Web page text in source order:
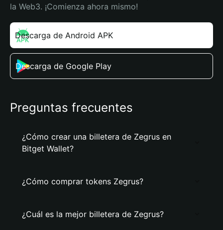
la Web3. ¡Comienza ahora mismo!
Descarga de Android APK
Descarga de Google Play
Preguntas frecuentes
¿Cómo crear una billetera de Zegrus en
Bitget Wallet?
¿Cómo comprar tokens Zegrus?
¿Cuál es la mejor billetera de Zegrus?